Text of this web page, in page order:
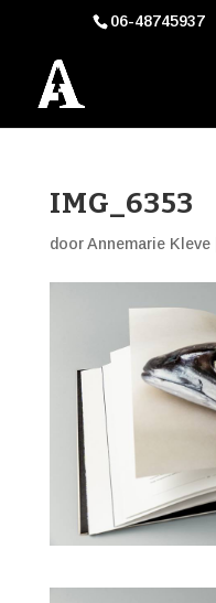
06-48745937
IMG_6353
doorAnnemarie Kleve|